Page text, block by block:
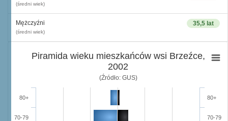
(średni wiek)
35,5 lat
Mężczyźni
(średni wiek)
Piramida wieku mieszkańców wsi Brzeźce,
2002
(Źródło: GUS)
70-79
80+
70-79
80+